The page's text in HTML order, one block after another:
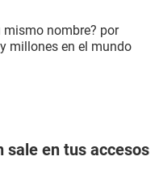
mismo nombre? por
millones en el mundo
sale en tus accesos